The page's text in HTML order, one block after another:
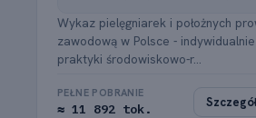
Wykaz pielęgniarek i położnych
zawodową w Polsce -
praktyki środowiskowo-r...
PEŁNE POBRANIE
≈ 11 892 tok.